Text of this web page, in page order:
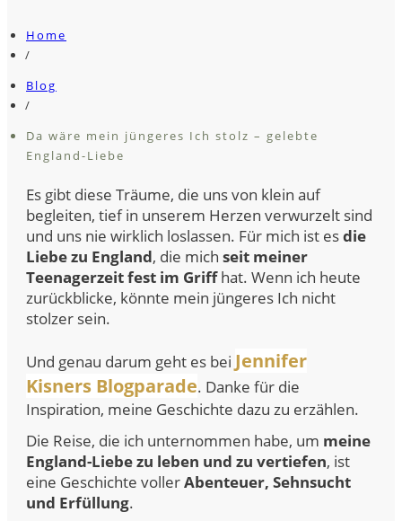
Home
/
Blog
/
Da wäre mein jüngeres Ich stolz – gelebte
England-Liebe
Es gibt diese Träume, die uns von klein auf
begleiten, tief in unserem Herzen verwurzelt sind
und uns nie wirklich loslassen. Für mich ist esdie
Liebe zu England, die mich seit meiner
Teenagerzeit fest im Griffhat. Wenn ich heute
zurückblicke, könnte mein jüngeres Ich nicht
stolzer sein.
Und genau darum geht es bei Jennifer
Kisners Blogparade. Danke für die
Inspiration, meine Geschichte dazu zu erzählen.
Die Reise, die ich unternommen habe, um meine
England-Liebe zu leben und zu vertiefen, ist
eine Geschichte vollerAbenteuer, Sehnsucht
und Erfüllung.